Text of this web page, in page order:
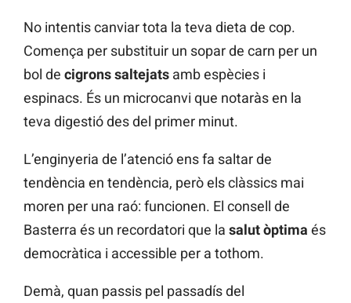
No intentis canviar tota la teva dieta de cop.
Comença per substituir un sopar de carn per un
bol de cigrons saltejats amb espècies i
espinacs. És un microcanvi que notaràs en la
teva digestió des del primer minut.
L’enginyeria de l’atenció ens fa saltar de
tendència en tendència, però els clàssics mai
moren per una raó: funcionen. El consell de
Basterra és un recordatori que la salut òptima és
democràtica i accessible per a tothom.
Demà, quan passis pel passadís del